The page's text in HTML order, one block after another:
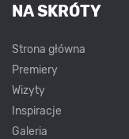
NA SKRÓTY
Strona główna
Premiery
Wizyty
Inspiracje
Galeria